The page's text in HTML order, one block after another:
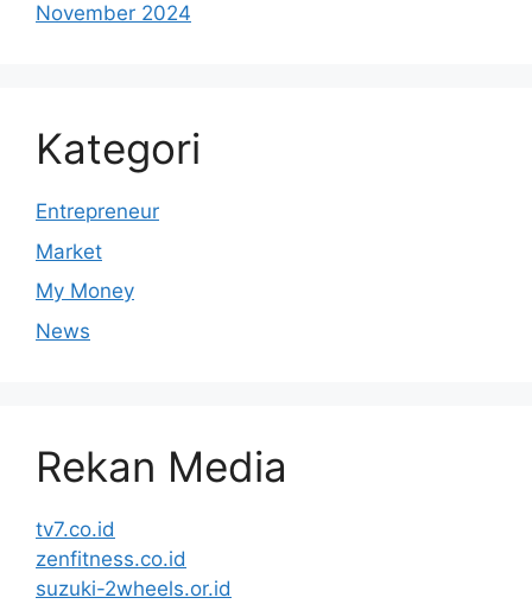
November 2024
Kategori
Entrepreneur
Market
My Money
News
Rekan Media
tv7.co.id
zenfitness.co.id
suzuki-2wheels.or.id